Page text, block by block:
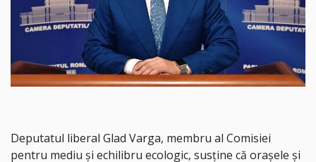
Deputatul liberal Glad Varga, membru al Comisiei
pentru mediu și echilibru ecologic, susține că orașele și